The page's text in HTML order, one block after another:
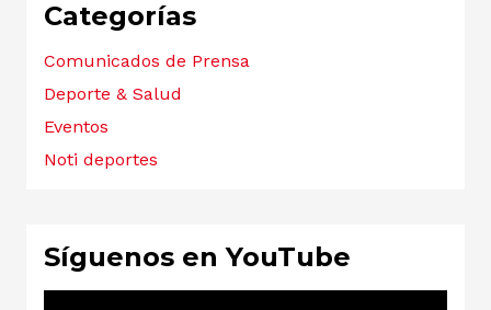
Categorías
Comunicados de Prensa
Deporte & Salud
Eventos
Noti deportes
Síguenos en YouTube